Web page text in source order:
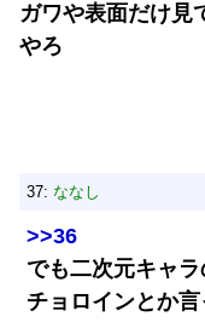
ガワや表面だけ見
やろ
37: ななし
>>36
でも二次元キャ
チョロインとか